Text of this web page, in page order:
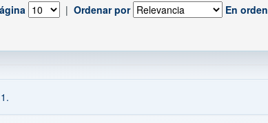
| Ordenar por En orden